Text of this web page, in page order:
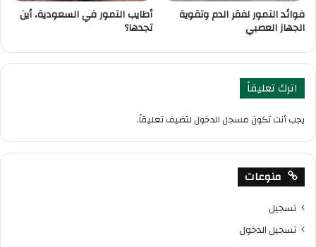
فوائد التمور لفقر الدم وتقوية
الجهاز العصبي
أطايب التمور في السعودية، أين
تجدها؟
اترك تعليقاً
يجب أنت تكون مسجل الدخول لتضيف تعليقاً.
منوعات
تسجيل
تسجيل الدخول